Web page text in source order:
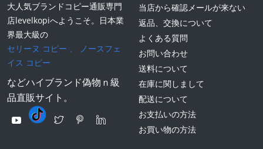
大人気ブランドコピー通販専門
店levelkopiへようこそ。日本業
界最大級の
セリーヌ コピー 、
ノースフェ
イス コピー
などハイブランド偽物ｎ級
品直販サイト。
当店から確認メールが来ない
返品、交換について
よくある質問
お問い合わせ
送料について
在庫に関しまして
配送について
お支払いの方法
お買い物の方法